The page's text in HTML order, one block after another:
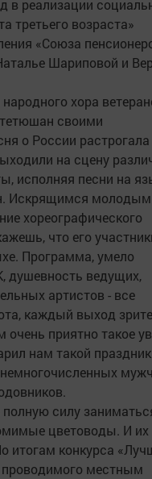
в реализации
третьего возраста»
«Союза
Шариповой и
хора
своими
о России растрогала
на сцену
исполняя песни на
Искрящимся молодым
хореографического
что его
Программа, умело
душевность ведущих,
артистов - все
каждый выход
приятно такое
нам такой
силу
цветоводы. И
итогам конкурса
проводимого местным